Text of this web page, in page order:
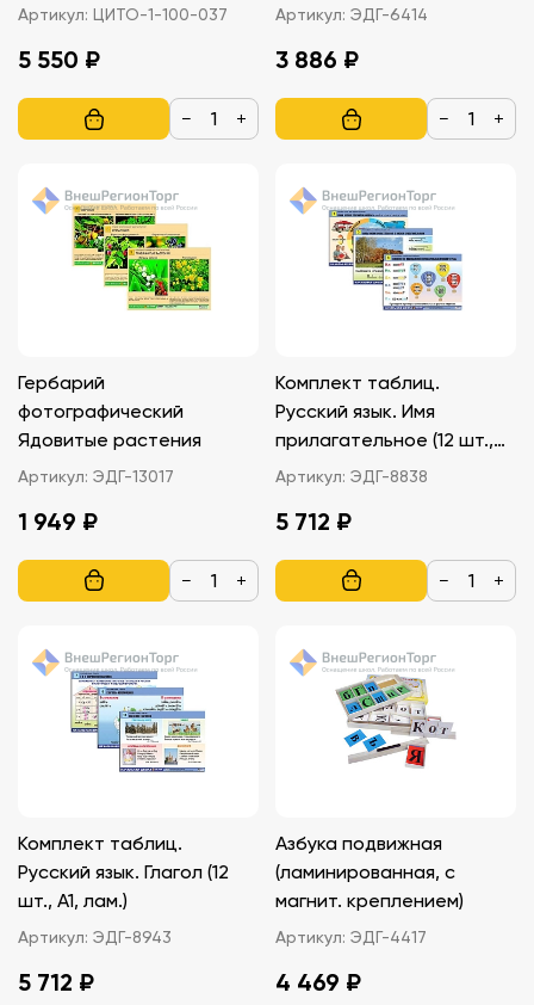
Артикул: ЦИТО-1-100-037
5 550 ₽
− +
Артикул: ЭДГ-6414
3 886 ₽
− +
Гербарий
фотографический
Ядовитые растения
Артикул: ЭДГ-13017
1 949 ₽
− +
Комплект таблиц.
Русский язык. Имя
прилагательное (12 шт.,
А1, лам.)
Артикул: ЭДГ-8838
5 712 ₽
− +
Комплект таблиц.
Русский язык. Глагол (12
шт., А1, лам.)
Артикул: ЭДГ-8943
5 712 ₽
Азбука подвижная
(ламинированная, с
магнит. креплением)
Артикул: ЭДГ-4417
4 469 ₽